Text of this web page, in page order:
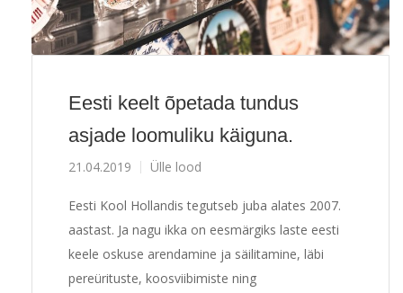
Eesti keelt õpetada tundus
asjade loomuliku käiguna.
21.04.2019 Ülle lood
Eesti Kool Hollandis tegutseb juba alates 2007.
aastast. Ja nagu ikka on eesmärgiks laste eesti
keele oskuse arendamine ja säilitamine, läbi
pereürituste, koosviibimiste ning